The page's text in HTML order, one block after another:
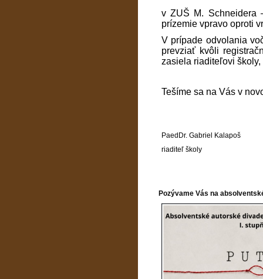
v ZUŠ M. Schneidera
prízemie vpravo oproti
V prípade odvolania
prevziať kvôli
zasiela riaditeľovi
Tešíme sa na Vás v
PaedDr. Gabriel Kalapoš
riaditeľ školy
Pozývame Vás na